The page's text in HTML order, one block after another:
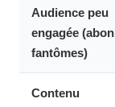
Audience peu
engagée
fantômes)
Contenu